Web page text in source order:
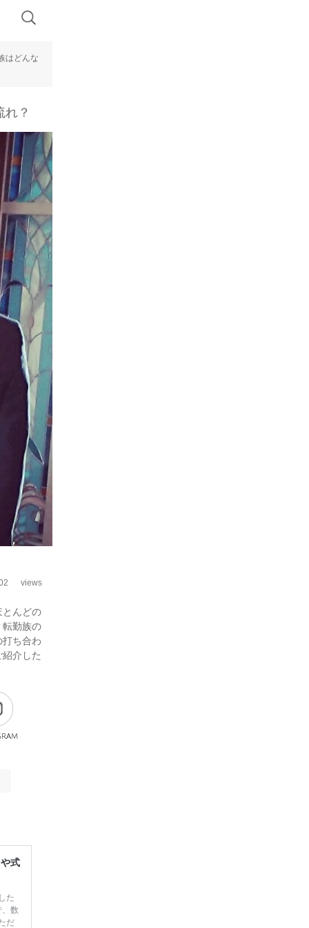
はどんな
？
views
とんどの
転勤族の
ち合わ
介した
式
た
数
だ